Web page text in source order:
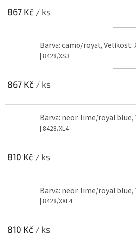
867 Kč / ks
Barva: camo/royal, Velikost:
| 8428/XS3
867 Kč / ks
Barva: neon lime/royal blue,
| 8428/XL4
810 Kč / ks
Barva: neon lime/royal blue,
| 8428/XXL4
810 Kč / ks